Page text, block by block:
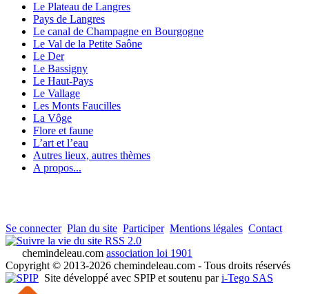
Le Plateau de Langres
Pays de Langres
Le canal de Champagne en Bourgogne
Le Val de la Petite Saône
Le Der
Le Bassigny
Le Haut-Pays
Le Vallage
Les Monts Faucilles
La Vôge
Flore et faune
L’art et l’eau
Autres lieux, autres thèmes
A propos...
Se connecter Plan du site Participer Mentions légales Contact
RSS 2.0
chemindeleau.com association loi 1901
Copyright © 2013-2026 chemindeleau.com - Tous droits réservés
Site développé avec SPIP et soutenu pari-Tego SAS